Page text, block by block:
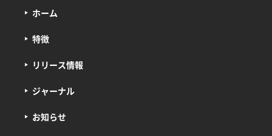
ホーム
特徴
リリース情報
ジャーナル
お知らせ